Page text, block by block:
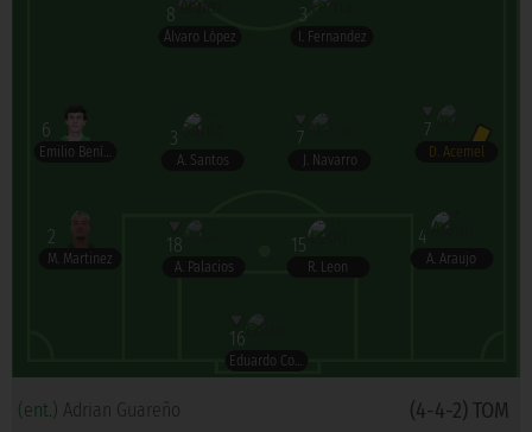
(ent.) Adrian Guareño (4-4-2) TOM
16
Eduardo Cortés
18
A. Palacios
15
R. Leon
2
M. Martinez
4
A. Araujo
3
A. Santos
7
J. Navarro
6
Emilio Benítez
7
D. Acemel
8
Álvaro López
3
I. Fernandez